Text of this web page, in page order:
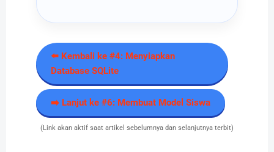
⬅️ Kembali ke #4: Menyiapkan
Database SQLite
➡️ Lanjut ke #6: Membuat Model Siswa
(Link akan aktif saat artikel sebelumnya dan selanjutnya terbit)